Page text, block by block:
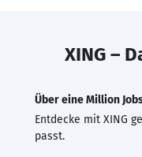
XING –
Über eine Million
Entdecke mit XING
passt.